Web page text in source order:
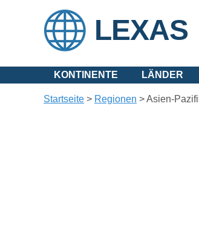
LEXAS
KONTINENTE LÄNDER
Startseite > Regionen >Asien-